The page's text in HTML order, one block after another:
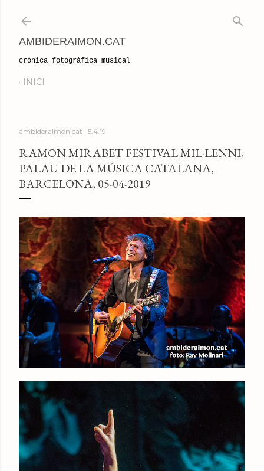
AMBIDERAIMON.CAT
crónica fotogràfica musical
INICI
ambideraimon.cat 5.4.19
RAMON MIRABET FESTIVAL MIL·LENNI,
PALAU DE LA MÚSICA CATALANA,
BARCELONA, 05-04-2019